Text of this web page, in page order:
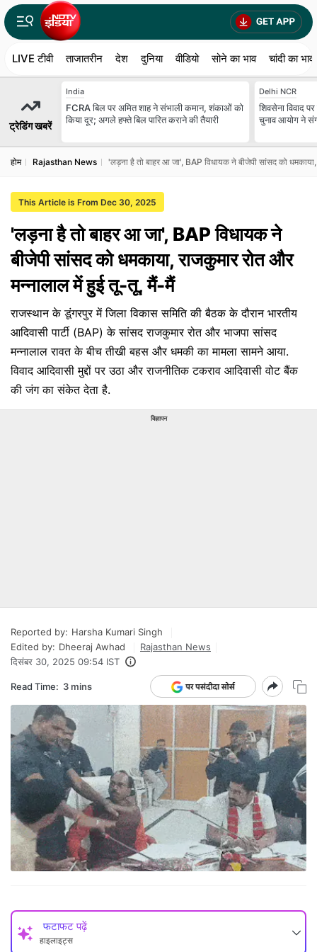
LIVE टीवी ताजातरीन देश दुनिया वीडियो सोने का भाव चांदी का भाव
ट्रेडिंग खबरें
India
FCRA बिल पर अमित शाह ने संभाली कमान, शंकाओं को
किया दूर; अगले हफ्ते बिल पारित कराने की तैयारी
Delhi NCR
शिवसेना विवाद
चुनाव आयोग ने
होम Rajasthan News 'लड़ना है तो बाहर आ जा', BAP विधायक ने बीजेपी सांसद को
This Article is From Dec 30, 2025
'लड़ना है तो बाहर आ जा', BAP विधायक ने
बीजेपी सांसद को धमकाया, राजकुमार रोत और
मन्नालाल में हुई तू-तू, मैं-मैं
राजस्थान के डूंगरपुर में जिला विकास समिति की बैठक के दौरान भारतीय
आदिवासी पार्टी (BAP) के सांसद राजकुमार रोत और भाजपा सांसद
मन्नालाल रावत के बीच तीखी बहस और धमकी का मामला सामने आया.
विवाद आदिवासी मुद्दों पर उठा और राजनीतिक टकराव आदिवासी वोट बैंक
की जंग का संकेत देता है.
विज्ञापन
Reported by: Harsha Kumari Singh
Edited by: Dheeraj Awhad
Rajasthan News
दिसंबर 30, 2025 09:54 IST
Read Time: 3 mins
फटाफट पढ़ें
हाइलाइट्स